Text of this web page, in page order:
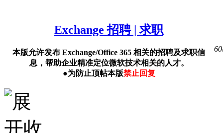
Exchange 招聘 | 求职
本版允许发布 Exchange/Office 365 相关的招聘及求职信
息，帮助企业精准定位微软技术相关的人才。
●为防止顶帖本版禁止回复
60